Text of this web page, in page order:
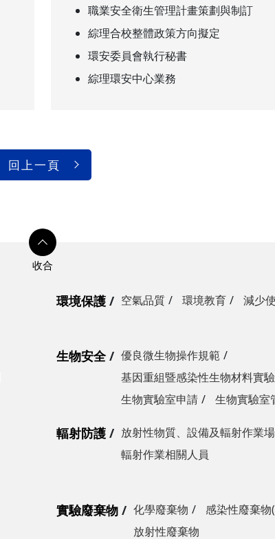
職業安全衛生管理計畫策劃與制訂
綜理合校整體政策方向擬定
環安委員會執行秘書
綜理環安中心業務
回上一頁
環境保護 空氣品質 環境教育 減少
生物安全
優良微生物操作規範
基因重組暨感染性生物材料實
生物實驗室申請
生物實驗室
輻射防護 放射性物質、設備及輻射作業
輻射作業相關人員
實驗廢棄物 化學廢棄物
感染性廢棄
放射性廢棄物